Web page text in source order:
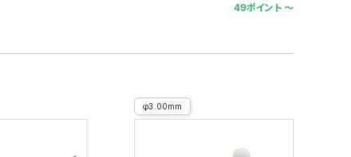
49ポイント 〜
φ3.00mm